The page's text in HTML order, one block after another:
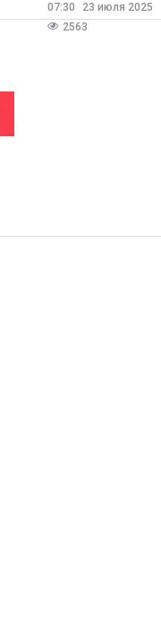
07:30
23 июля 2025
2563